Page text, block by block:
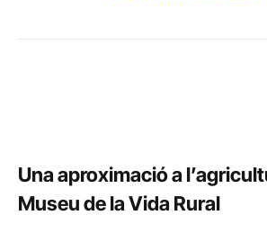
Una aproximació a
Museu de la Vida Rural